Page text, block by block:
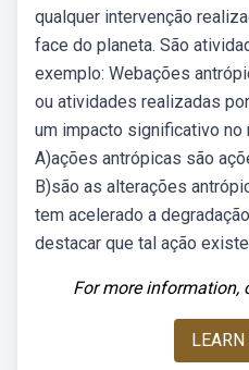
qualquer intervenção
face do planeta. São
exemplo: Webações
ou atividades realizadas
um impacto significativo no
A)ações antrópicas são
B)são as alterações
tem acelerado a
destacar que tal ação existe
For more information,